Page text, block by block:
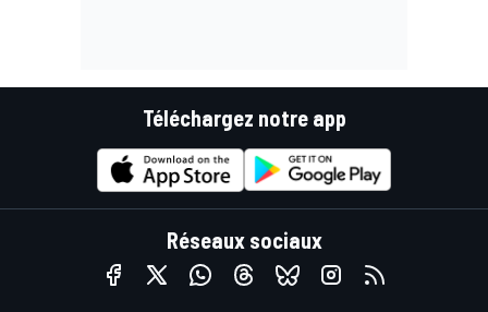
Téléchargez notre app
Réseaux sociaux